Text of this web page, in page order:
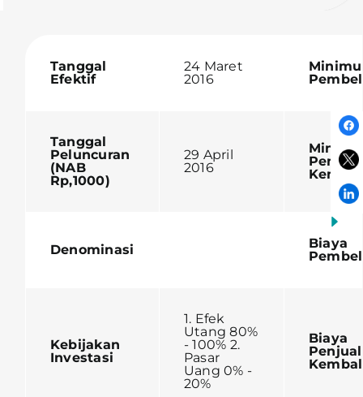
Tanggal
Efektif
24 Maret
2016
Tanggal
Peluncuran
(NAB
Rp,1000)
29 April
2016
Denominasi
Biaya
Kebijakan
Investasi
1. Efek
Utang 80%
- 100% 2.
Pasar
Uang 0% -
20%
Biaya